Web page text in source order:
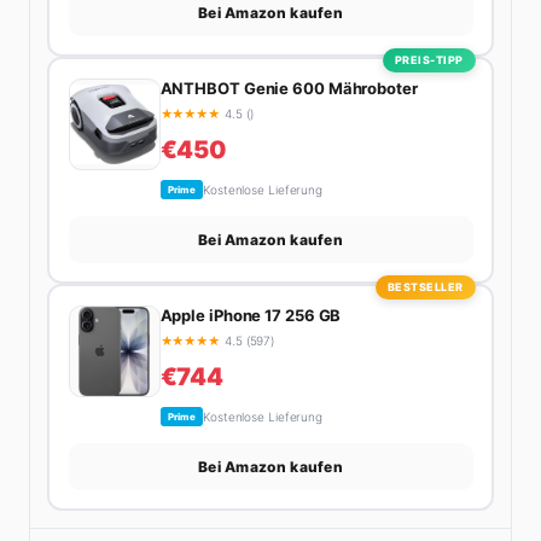
Bei Amazon kaufen
PREIS-TIPP
ANTHBOT Genie 600 Mähroboter
★★★★★ 4.5 ()
€450
Prime Kostenlose Lieferung
Bei Amazon kaufen
BESTSELLER
Apple iPhone 17 256 GB
★★★★★ 4.5 (597)
€744
Prime Kostenlose Lieferung
Bei Amazon kaufen